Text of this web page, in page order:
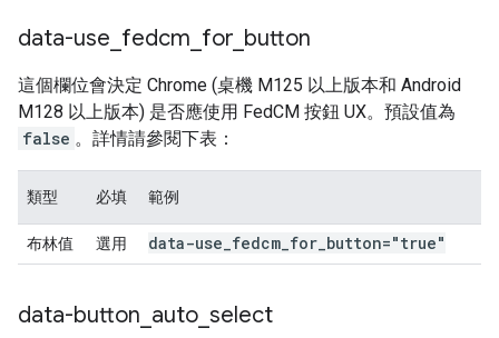
data-use fedcm for button
這個欄位會決定 Chrome (桌機 M125 以上版本和 Android
M128 以上版本) 是否應使用 FedCM 按鈕 UX。預設值為
false 。詳情請參閱下表：
類型 必填 範例
布林值 選用 data-use fedcm for button="true"
data-button auto select